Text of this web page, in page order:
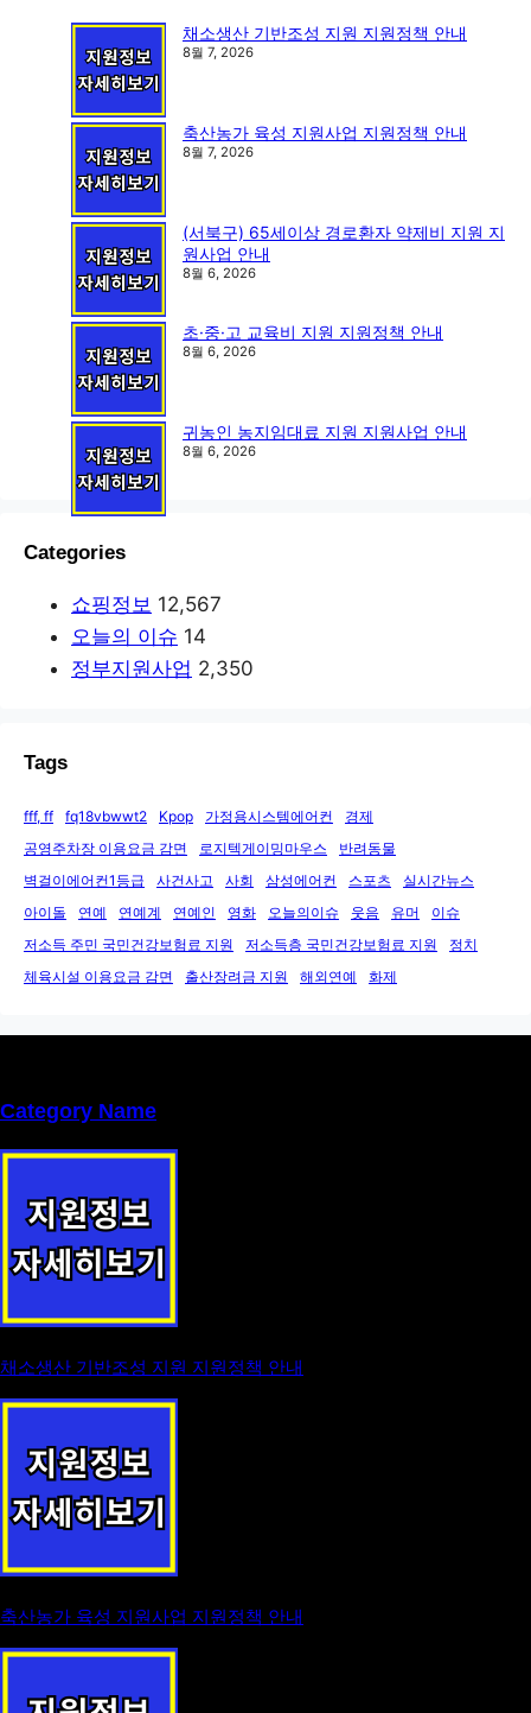
채소생산 기반조성 지원 지원정책 안내
8월 7, 2026
축산농가 육성 지원사업 지원정책 안내
8월 7, 2026
(서북구) 65세이상 경로환자 약제비 지원 지
원사업 안내
8월 6, 2026
초·중·고 교육비 지원 지원정책 안내
8월 6, 2026
귀농인 농지임대료 지원 지원사업 안내
8월 6, 2026
Categories
쇼핑정보 12,567
오늘의 이슈 14
정부지원사업 2,350
Tags
fff, ff fq18vbwwt2 Kpop 가정용시스템에어컨
경제
공영주차장 이용요금 감면
로지텍게이밍마우스
반려동물
벽걸이에어컨1등급
사건사고 사회 삼성에어컨 스포츠
실시간뉴스
아이돌
연예 연예계 연예인 영화 오늘의이슈 웃음 유머
이슈
저소득 주민 국민건강보험료 지원
저소득층 국민건강보험료 지원
정치
체육시설 이용요금 감면
출산장려금 지원 해외연예 화제
Category Name
채소생산 기반조성 지원 지원정책 안내
축산농가 육성 지원사업 지원정책 안내